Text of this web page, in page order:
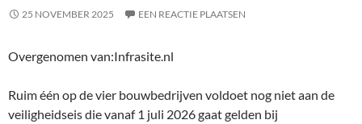
25 NOVEMBER 2025 EEN REACTIE PLAATSEN
Overgenomen van:Infrasite.nl
Ruim één op de vier bouwbedrijven voldoet nog niet aan de
veiligheidseis die vanaf 1 juli 2026 gaat gelden bij